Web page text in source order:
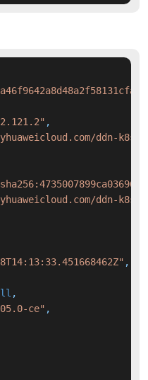
,
ddn-
ddn-k8s/
,
,
ce" ,